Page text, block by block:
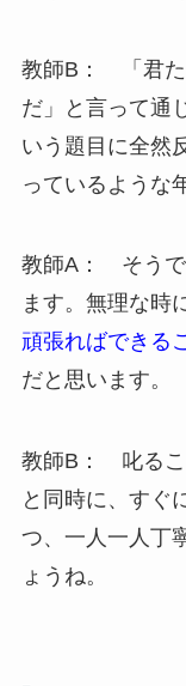
教師B： 「君た
だ」と言って通
いう題目に全然
っているような
教師A： そうで
ます。無理な時
頑張ればできる
だと思います。
教師B： 叱るこ
と同時に、すぐ
つ、一人一人丁
ょうね。